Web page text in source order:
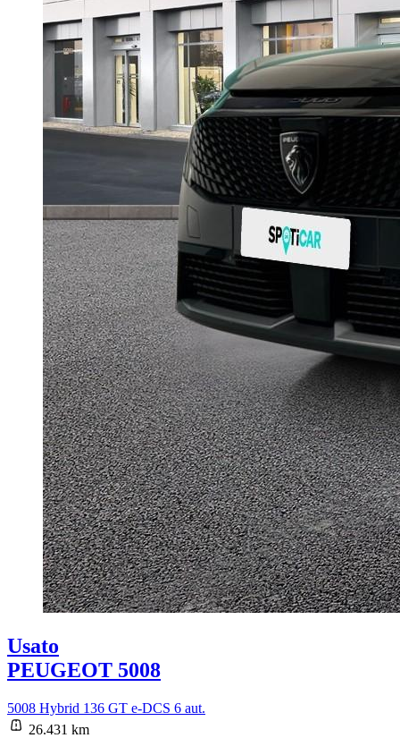
Usato
PEUGEOT 5008
5008 Hybrid 136 GT e-DCS 6 aut.
26.431 km